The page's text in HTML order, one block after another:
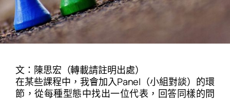
文：陳思宏（轉載請註明出處）
在某些課程中，我會加入Panel（小組對談）的環
節，從每種型態中找出一位代表，回答同樣的問